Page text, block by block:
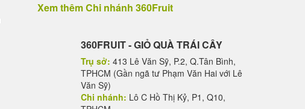
Xem thêm Chi nhánh 360Fruit
360FRUIT - GIỎ QUÀ TRÁI CÂY
Trụ sở: 413 Lê Văn Sỹ, P.2, Q.Tân Bình,
TPHCM (Gần ngã tư Phạm Văn Hai với Lê
Văn Sỹ)
Chi nhánh: Lô C Hồ Thị Kỷ, P1, Q10,